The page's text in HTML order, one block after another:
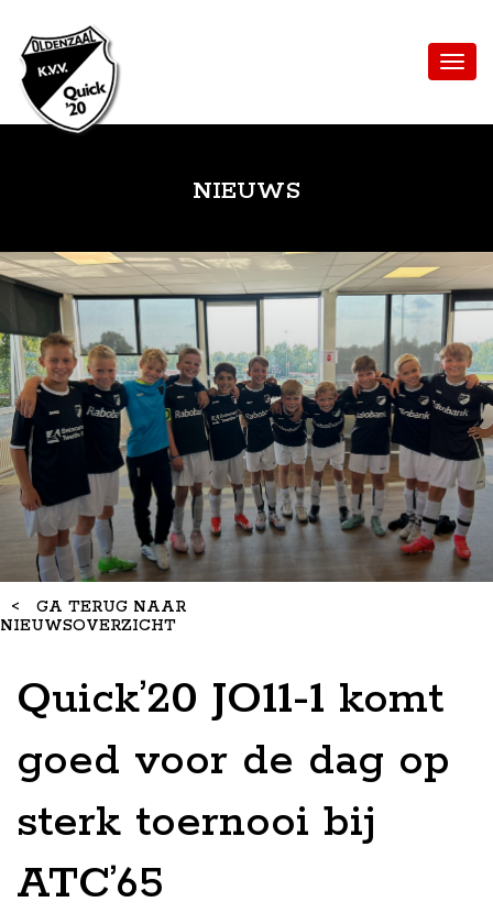
NIEUWS
< GA TERUG NAAR
NIEUWSOVERZICHT
Quick’20 JO11-1 komt
goed voor de dag op
sterk toernooi bij
ATC’65